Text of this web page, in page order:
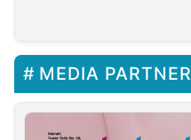
MEDIA PARTNER